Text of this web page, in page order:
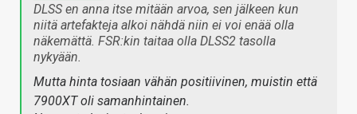
DLSS en anna itse mitään arvoa, sen jälkeen kun
niitä artefakteja alkoi nähdä niin ei voi enää olla
näkemättä. FSR:kin taitaa olla DLSS2 tasolla
nykyään.
Mutta hinta tosiaan vähän positiivinen, muistin että
7900XT oli samanhintainen.